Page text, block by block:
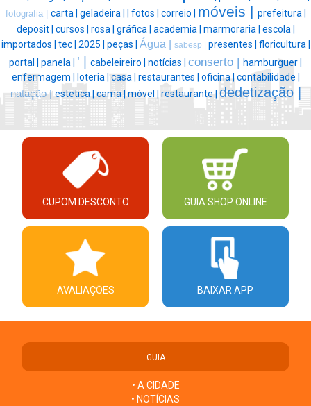
fotografia | carta | geladeira | fotos | correio | móveis | prefeitura |
deposit | cursos | rosa | gráfica | academia | marmoraria | escola |
importados | tec | 2025 | peças | Água | sabesp | presentes | floricultura |
portal | panela | ' | cabeleireiro | notícias | conserto | hamburguer |
enfermagem |
loteria | casa | restaurantes | oficina | contabilidade |
natação |estetica |cama |móvel | restaurante | dedetização |
CUPOM DESCONTO GUIA SHOP ONLINE
AVALIAÇÕES BAIXAR APP
GUIA
• A CIDADE
• NOTÍCIAS